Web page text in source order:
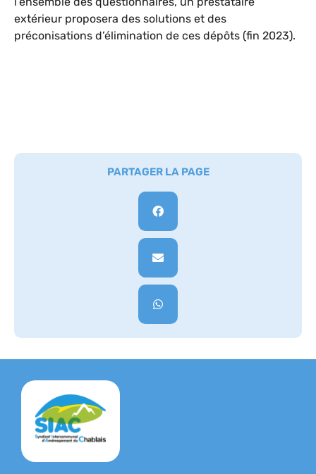
extérieur proposera des solutions et des
préconisations d’élimination de ces dépôts (fin 2023).
PARTAGER LA PAGE